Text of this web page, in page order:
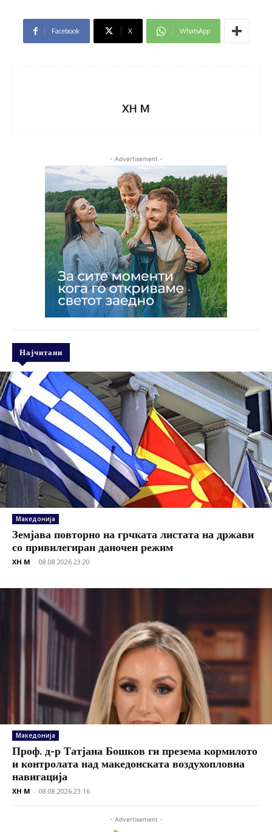
Facebook X WhatsApp
XH M
- Advertisement -
Најчитани
Македонија
Земјава повторно на грчката листата на држави
со привилегиран даночен режим
XH M - 08.08.2026 23:20
Македонија
Проф. д-р Татјана Бошков ги презема кормилото
и контролата над македонската воздухопловна
навигација
XH M - 08.08.2026 23:16
- Advertisement -